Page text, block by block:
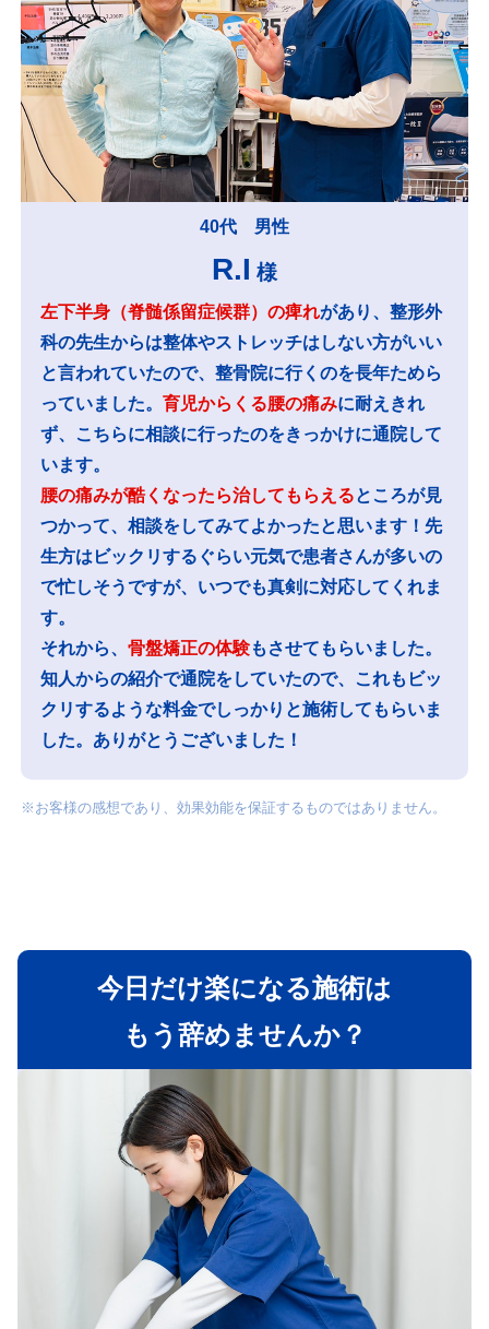
40代 男性
R.I 様
左下半身（脊髄係留症候群）の痺れがあり、整形外
科の先生からは整体やストレッチはしない方がいい
と言われていたので、整骨院に行くのを長年ためら
っていました。育児からくる腰の痛みに耐えきれ
ず、こちらに相談に行ったのをきっかけに通院して
います。
腰の痛みが酷くなったら治してもらえるところが見
つかって、相談をしてみてよかったと思います！先
生方はビックリするぐらい元気で患者さんが多いの
で忙しそうですが、いつでも真剣に対応してくれま
す。
それから、骨盤矯正の体験もさせてもらいました。
知人からの紹介で通院をしていたので、これもビッ
クリするような料金でしっかりと施術してもらいま
した。ありがとうございました！
※お客様の感想であり、効果効能を保証するものではありません。
今日だけ楽になる施術は
もう辞めませんか？